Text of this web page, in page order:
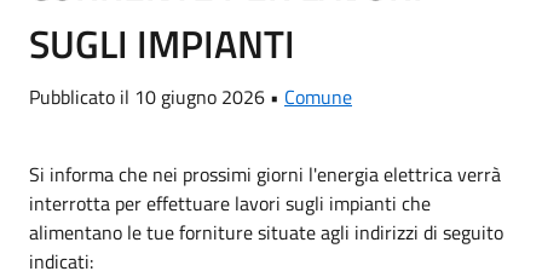
SUGLI IMPIANTI
Pubblicato il 10 giugno 2026 • Comune
Si informa che nei prossimi giorni l'energia elettrica verrà
interrotta per effettuare lavori sugli impianti che
alimentano le tue forniture situate agli indirizzi di seguito
indicati: